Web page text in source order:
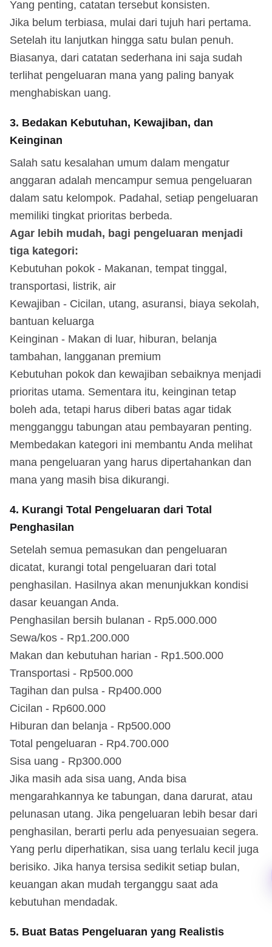
Yang penting, catatan tersebut konsisten.
Jika belum terbiasa, mulai dari tujuh hari pertama.
Setelah itu lanjutkan hingga satu bulan penuh.
Biasanya, dari catatan sederhana ini saja sudah
terlihat pengeluaran mana yang paling banyak
menghabiskan uang.
3. Bedakan Kebutuhan, Kewajiban, dan
Keinginan
Salah satu kesalahan umum dalam mengatur
anggaran adalah mencampur semua pengeluaran
dalam satu kelompok. Padahal, setiap pengeluaran
memiliki tingkat prioritas berbeda.
Agar lebih mudah, bagi pengeluaran menjadi
tiga kategori:
Kebutuhan pokok - Makanan, tempat tinggal,
transportasi, listrik, air
Kewajiban - Cicilan, utang, asuransi, biaya sekolah,
bantuan keluarga
Keinginan - Makan di luar, hiburan, belanja
tambahan, langganan premium
Kebutuhan pokok dan kewajiban sebaiknya menjadi
prioritas utama. Sementara itu, keinginan tetap
boleh ada, tetapi harus diberi batas agar tidak
mengganggu tabungan atau pembayaran penting.
Membedakan kategori ini membantu Anda melihat
mana pengeluaran yang harus dipertahankan dan
mana yang masih bisa dikurangi.
4. Kurangi Total Pengeluaran dari Total
Penghasilan
Setelah semua pemasukan dan pengeluaran
dicatat, kurangi total pengeluaran dari total
penghasilan. Hasilnya akan menunjukkan kondisi
dasar keuangan Anda.
Penghasilan bersih bulanan - Rp5.000.000
Sewa/kos - Rp1.200.000
Makan dan kebutuhan harian - Rp1.500.000
Transportasi - Rp500.000
Tagihan dan pulsa - Rp400.000
Cicilan - Rp600.000
Hiburan dan belanja - Rp500.000
Total pengeluaran - Rp4.700.000
Sisa uang - Rp300.000
Jika masih ada sisa uang, Anda bisa
mengarahkannya ke tabungan, dana darurat, atau
pelunasan utang. Jika pengeluaran lebih besar dari
penghasilan, berarti perlu ada penyesuaian segera.
Yang perlu diperhatikan, sisa uang terlalu kecil juga
berisiko. Jika hanya tersisa sedikit setiap bulan,
keuangan akan mudah terganggu saat ada
kebutuhan mendadak.
5. Buat Batas Pengeluaran yang Realistis